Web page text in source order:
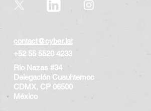
contact@cyber.lat
+52 55 5520 4233
Rio Nazas #34
Delegación Cuauhtemoc
CDMX, CP 06500
​México